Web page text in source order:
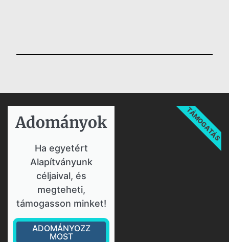
Adományok​
Ha egyetért
Alapítványunk
céljaival, és
megteheti,
támogasson minket!
ADOMÁNYOZZ
MOST
TÁMOGATÁS